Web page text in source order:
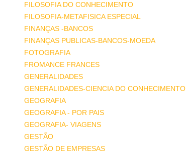
FILOSOFIA DO CONHECIMENTO
FILOSOFIA-METAFISICA ESPECIAL
FINANÇAS -BANCOS
FINANÇAS PUBLICAS-BANCOS-MOEDA
FOTOGRAFIA
FROMANCE FRANCES
GENERALIDADES
GENERALIDADES-CIENCIA DO CONHECIMENTO
GEOGRAFIA
GEOGRAFIA - POR PAIS
GEOGRAFIA- VIAGENS
GESTÃO
GESTÃO DE EMPRESAS